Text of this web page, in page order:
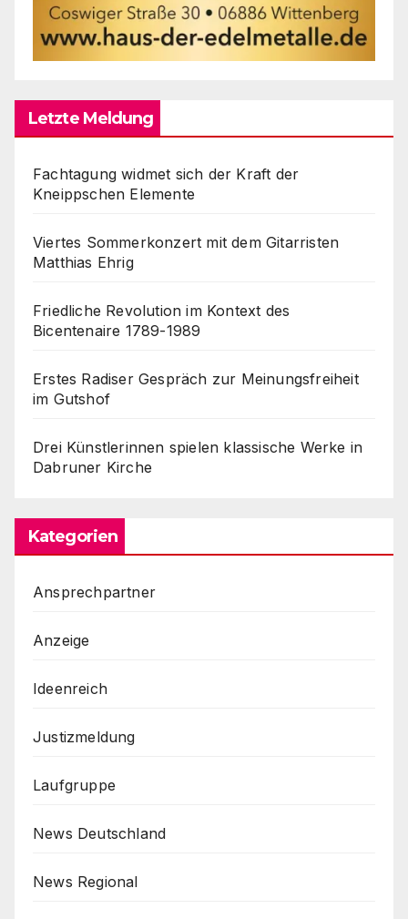
Letzte Meldung
Fachtagung widmet sich der Kraft der
Kneippschen Elemente
Viertes Sommerkonzert mit dem Gitarristen
Matthias Ehrig
Friedliche Revolution im Kontext des
Bicentenaire 1789-1989
Erstes Radiser Gespräch zur Meinungsfreiheit
im Gutshof
Drei Künstlerinnen spielen klassische Werke in
Dabruner Kirche
Kategorien
Ansprechpartner
Anzeige
Ideenreich
Justizmeldung
Laufgruppe
News Deutschland
News Regional